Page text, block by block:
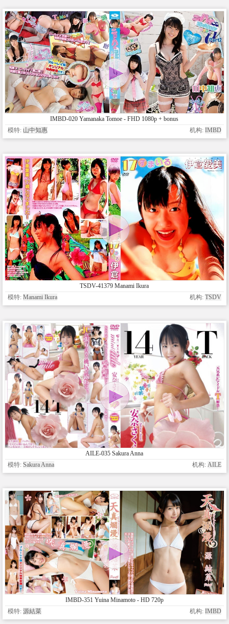
IMBD-020 Yamanaka Tomoe - FHD 1080p + bonus
模特: 山中知惠 机构: IMBD
TSDV-41379 Manami Ikura
模特: Manami Ikura 机构: TSDV
AILE-035 Sakura Anna
模特: Sakura Anna 机构: AILE
IMBD-351 Yuina Minamoto - HD 720p
模特: 源結菜 机构: IMBD